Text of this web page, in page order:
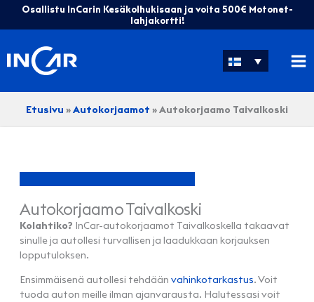
Osallistu InCarin Kesäkolhukisaan ja voita 500€ Motonet-
lahjakortti!
Etusivu »Autokorjaamot »Autokorjaamo Taivalkoski
Autokorjaamo Taivalkoski
Kolahtiko? InCar-autokorjaamot Taivalkoskella takaavat
sinulle ja autollesi turvallisen ja laadukkaan korjauksen
lopputuloksen.
Ensimmäisenä autollesi tehdään vahinkotarkastus. Voit
tuoda auton meille ilman ajanvarausta. Halutessasi voit